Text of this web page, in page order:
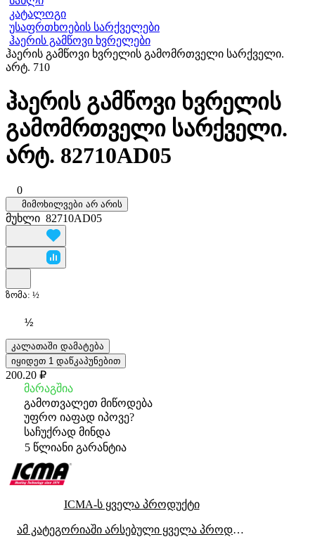
კატალოგი
უსაფრთხოების სარქველები
ჰაერის გამწოვი ხვრელები
ჰაერის გამწოვი ხვრელის გამომრთველი სარქველი.
არტ. 710
ჰაერის გამწოვი ხვრელის
გამომრთველი სარქველი.
არტ. 82710AD05
0
მიმოხილვები არ არის
მუხლი 82710AD05
ზომა: ½
½
კალათაში დამატება
იყიდეთ 1 დაწკაპუნებით
200.20 ₽
მარაგშია
გამოთვალეთ მიწოდება
უფრო იაფად იპოვე?
საჩუქრად მინდა
5 წლიანი გარანტია
ICMA-ს ყველა პროდუქტი
ამ კატეგორიაში არსებული ყველა პროდუქტი